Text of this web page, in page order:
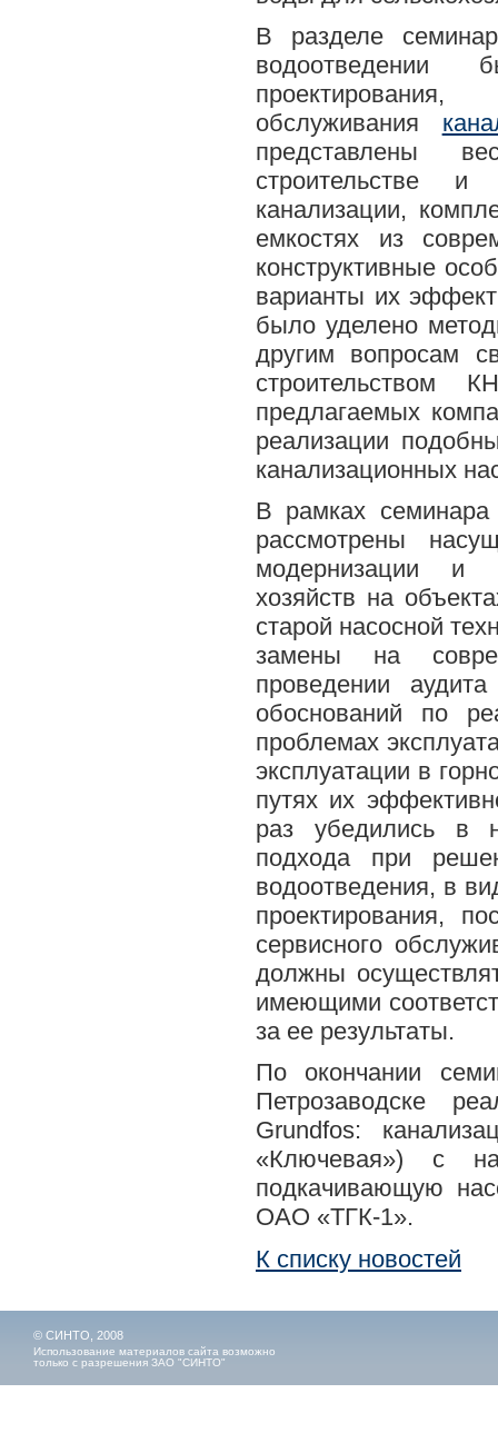
В разделе
водоотведении
обслуживания
представлены
строительстве и
канализации,
емкостях из
конструктивные
варианты их
было уделено
другим вопросам
строительством
предлагаемых
реализации
канализационных
В рамках
рассмотрены
модернизации и
хозяйств на
старой насосной
замены на
проведении
обоснований по
проблемах
эксплуатации в
путях их
раз убедились в
подхода при
водоотведения, в
проектирования,
сервисного
должны
имеющими
за ее результаты.
По окончании
Петрозаводске
Grundfos:
«Ключевая») с
подкачивающую
ОАО «ТГК-1».
К списку новостей
© СИНТО, 2008
Использование материалов сайта возможно
только с разрешения ЗАО "СИНТО"